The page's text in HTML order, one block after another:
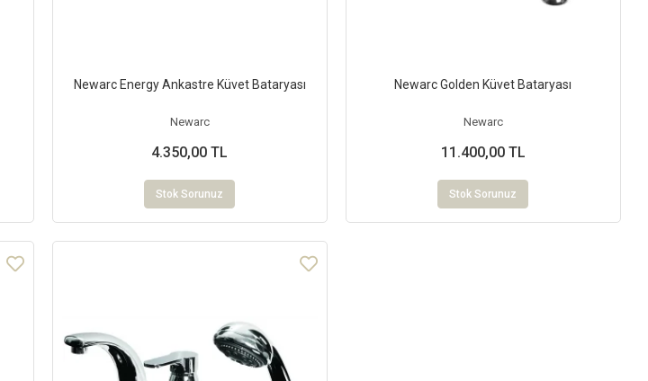
Newarc Energy Ankastre Küvet Bataryası
Newarc
4.350,00 TL
Stok Sorunuz
Newarc Golden Küvet Bataryası
Newarc
11.400,00 TL
Stok Sorunuz